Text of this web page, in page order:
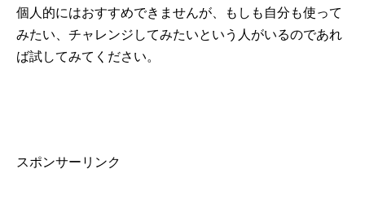
個人的にはおすすめできませんが、もしも自分も使って
みたい、チャレンジしてみたいという人がいるのであれ
ば試してみてください。
スポンサーリンク